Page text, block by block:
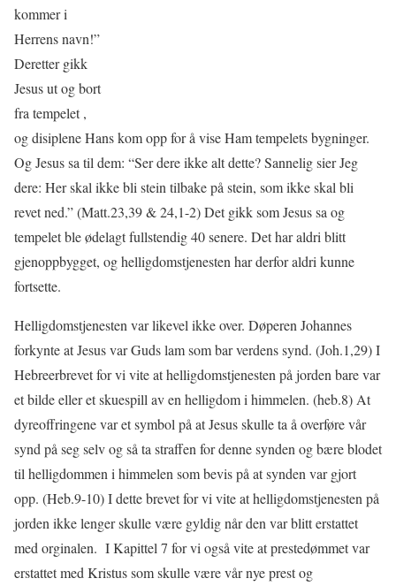
kommer i
Herrens navn!”
Deretter gikk
Jesus ut og bort
fra tempelet ,
og disiplene Hans kom opp for å vise Ham tempelets bygninger.
Og Jesus sa til dem: “Ser dere ikke alt dette? Sannelig sier Jeg
dere: Her skal ikke bli stein tilbake på stein, som ikke skal bli
revet ned.” (Matt.23,39 & 24,1-2) Det gikk som Jesus sa og
tempelet ble ødelagt fullstendig 40 senere. Det har aldri blitt
gjenoppbygget, og helligdomstjenesten har derfor aldri kunne
fortsette.
Helligdomstjenesten var likevel ikke over. Døperen Johannes
forkynte at Jesus var Guds lam som bar verdens synd. (Joh.1,29) I
Hebreerbrevet for vi vite at helligdomstjenesten på jorden bare var
et bilde eller et skuespill av en helligdom i himmelen. (heb.8) At
dyreoffringene var et symbol på at Jesus skulle ta å overføre vår
synd på seg selv og så ta straffen for denne synden og bære blodet
til helligdommen i himmelen som bevis på at synden var gjort
opp. (Heb.9-10) I dette brevet for vi vite at helligdomstjenesten på
jorden ikke lenger skulle være gyldig når den var blitt erstattet
med orginalen. I Kapittel 7 for vi også vite at prestedømmet var
erstattet med Kristus som skulle være vår nye prest og